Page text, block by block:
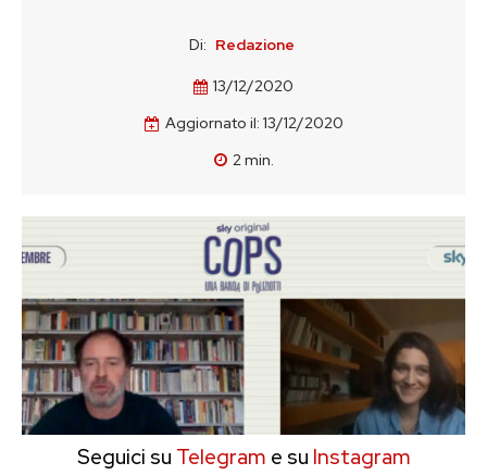
Di: Redazione
13/12/2020
Aggiornato il: 13/12/2020
2min.
Seguici su Telegram e su Instagram